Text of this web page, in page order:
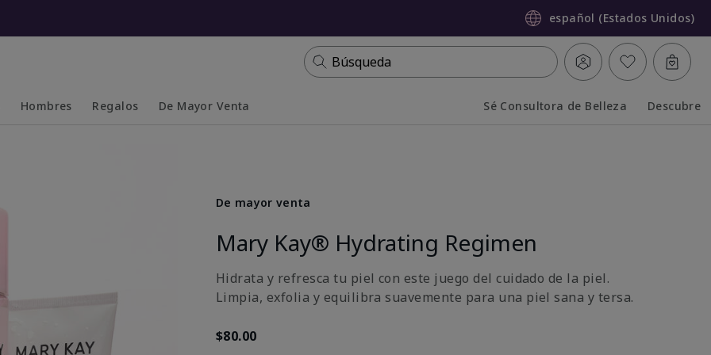
español (Estados Unidos)
Búsqueda
Hombres Regalos De Mayor Venta Sé Consultora de Belleza Descubre
De mayor venta
Mary Kay® Hydrating Regimen
Hidrata y refresca tu piel con este juego del cuidado de la piel.
Limpia, exfolia y equilibra suavemente para una piel sana y tersa.
$80.00